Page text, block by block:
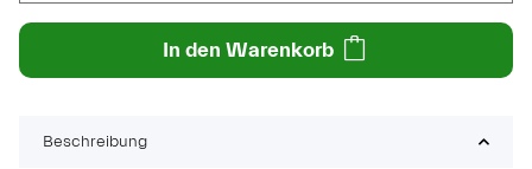
In den Warenkorb
Beschreibung